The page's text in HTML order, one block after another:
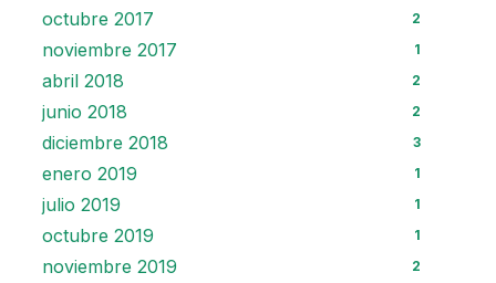
octubre 2017 2
noviembre 2017 1
abril 2018 2
junio 2018 2
diciembre 2018 3
enero 2019 1
julio 2019 1
octubre 2019 1
noviembre 2019 2